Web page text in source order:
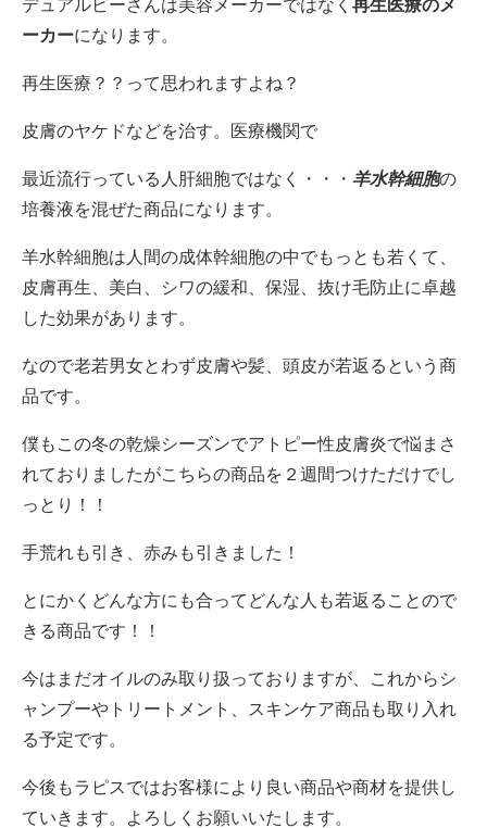
デュアルビーさんは美容メーカーではなく 再生医療のメ
ーカーになります。
再生医療？？って思われますよね？
皮膚のヤケドなどを治す。医療機関で
最近流行っている人肝細胞ではなく・・・ 羊水幹細胞の
培養液を混ぜた商品になります。
羊水幹細胞は人間の成体幹細胞の中でもっとも若くて、
皮膚再生、美白、シワの緩和、保湿、抜け毛防止に卓越
した効果があります。
なので老若男女とわず皮膚や髪、頭皮が若返るという商
品です。
僕もこの冬の乾燥シーズンでアトピー性皮膚炎で悩まさ
れておりましたがこちらの商品を２週間つけただけでし
っとり！！
手荒れも引き、赤みも引きました！
とにかくどんな方にも合ってどんな人も若返ることので
きる商品です！！
今はまだオイルのみ取り扱っておりますが、これからシ
ャンプーやトリートメント、スキンケア商品も取り入れ
る予定です。
今後もラピスではお客様により良い商品や商材を提供し
ていきます。よろしくお願いいたします。